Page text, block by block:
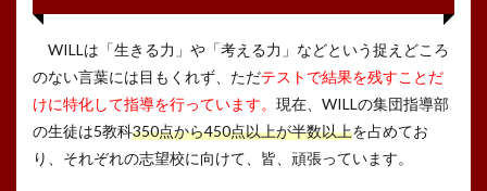
WILLは「生きる力」や「考える力」などという捉えどころ
のない言葉には目もくれず、ただテストで結果を残すことだ
けに特化して指導を行っています。 現在、WILLの集団指導部
の生徒は5教科350点から450点以上が半数以上を占めてお
り、それぞれの志望校に向けて、皆、頑張っています。